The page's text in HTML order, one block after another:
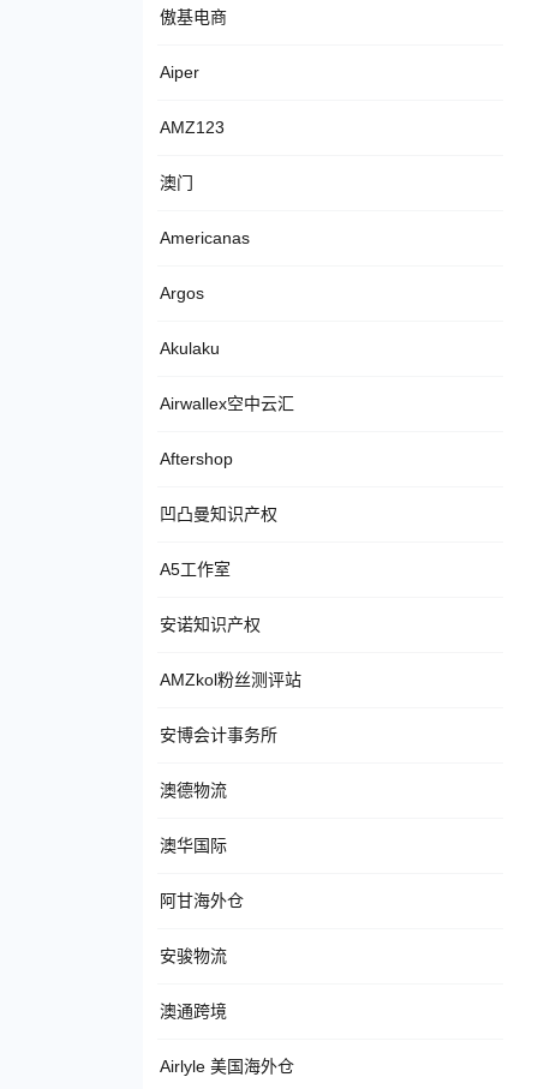
傲基电商
Aiper
AMZ123
澳门
Americanas
Argos
Akulaku
Airwallex空中云汇
Aftershop
凹凸曼知识产权
A5工作室
安诺知识产权
AMZkol粉丝测评站
安博会计事务所
澳德物流
澳华国际
阿甘海外仓
安骏物流
澳通跨境
Airlyle 美国海外仓